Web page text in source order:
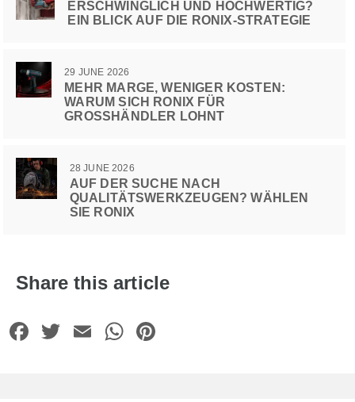
ERSCHWINGLICH UND HOCHWERTIG?
EIN BLICK AUF DIE RONIX-STRATEGIE
29 JUNE 2026
MEHR MARGE, WENIGER KOSTEN:
WARUM SICH RONIX FÜR
GROSSHÄNDLER LOHNT
28 JUNE 2026
AUF DER SUCHE NACH
QUALITÄTSWERKZEUGEN? WÄHLEN
SIE RONIX
Share this article
Facebook
Twitter
EmailWhatsApp